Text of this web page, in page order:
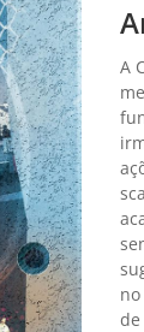
A
de